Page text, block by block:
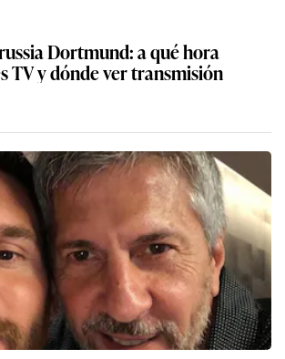
Dortmund: a qué hora
TV y dónde ver transmisión